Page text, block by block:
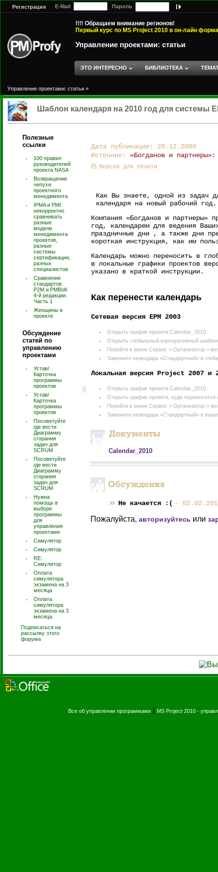
Регистрация E-Mail Пароль
!!!! Обращаем внимание регионов!
Первый курс по MS Project 2010 в он-лайн
Управление проектами: статьи
ЭТО ИНТЕРЕСНО БИБЛИОТЕКА
Управление проектами: статьи »
Шаблон календаря на 2010 год для системы
Полезные
ссылки
100 правил
руководителей
проекта NASA
Возвращение
чепухи
проектного
менеджмента
IPMA и PMI:
некорректно
сравнивать
разные
модели
менеджмента
проектов,
разные
системы
сертификации,
разных
специалистов
Сравнение
стандартов
P2M и PMBoK
4-й редакции.
Часть 1
Женщины в
проекте
Обсуждение
статей по
управлению
проектами
Устав/
Карточка
программы
проектов
Устав/
Карточка
программы
проектов
Посоветуйте
где вести
Диаграмму
сгорания
задач для
SCRUM
Посоветуйте
где вести
Диаграмму
сгорания
задач для
SCRUM
Нужна
помощь в
выборе
программы
для
управления
проектами
Симулятор
Симулятор
RE:
Симулятор
Оплата
симулятора
экзамена на 3
месяца.
Оплата
симулятора
экзамена на 3
месяца.
Подписаться на
рассылку этого
форума
Дата публикации: 28.12.2009
Источник: «Богданов и
Версия для печати
Как Вы знаете, одной из задач
календаря на новый рабочий год.
Компания «Богданов и партнеры»
год, календарем для ведения
праздничные дни , а также дни
короткая инструкция, как им
Календарь можно переносить в
в локальные графики проектов
указано в краткой инструкции.
Как перенести календарь
Сетевая версия EPM 2003
Открыть график проекта Calendar_2010.
Открыть глобальный корпоративный
Перейти в меню Сервис > Организатор >
Замените календарь «Стандартный» в
Локальная версия Project 2007 и
Открыть график проекта Calendar_2010.
Открыть график проекта, куда переносится
Перейти в меню Сервис > Организатор >
Замените календарь «Стандартный» в
Calendar_2010
Не качается :( -
Пожалуйста, авторизуйтесь или
Все об управлении программами MS Project 2010 -